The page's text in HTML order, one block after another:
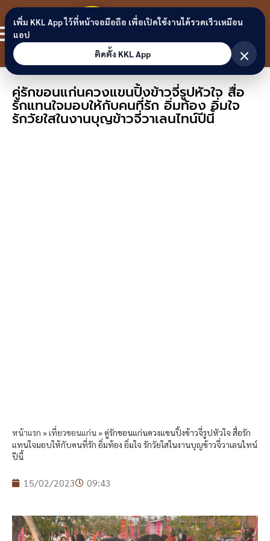
Skip to content
ขอนแก่น
ลิงก์
คู่รักขอนแก่นควงแขนปิ้งข้าวจี่รูปหัวใจ สื่อ
รักแทนใจมอบให้กับคนที่รัก อิ่มท้อง อิ่มใจ
รักวัยใสในงานบุญข้าวจี่วาเลนไทน์ปีนี้
หน้าแรก »เที่ยวขอนแก่น» คู่รักขอนแก่นควงแขนปิ้งข้าวจี่รูปหัวใจ สื่อรัก
แทนใจมอบให้กับคนที่รัก อิ่มท้อง อิ่มใจ รักวัยใสในงานบุญข้าวจี่วาเลนไทน์
ปีนี้
15/02/2023 09:43
เพิ่ม KKL App ไว้ที่หน้าจอมือถือ เพื่อเปิดใช้งานได้รวดเร็วเหมือน
แอป
ติดตั้ง KKL App
×